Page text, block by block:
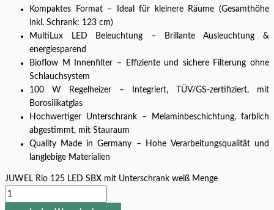
Kompaktes Format – Ideal für kleinere Räume (Gesamthöhe
inkl. Schrank: 123 cm)
MultiLux LED Beleuchtung – Brillante Ausleuchtung &
energiesparend
Bioflow M Innenfilter – Effiziente und sichere Filterung ohne
Schlauchsystem
100 W Regelheizer – Integriert, TÜV/GS-zertifiziert, mit
Borosilikatglas
Hochwertiger Unterschrank – Melaminbeschichtung, farblich
abgestimmt, mit Stauraum
Quality Made in Germany – Hohe Verarbeitungsqualität und
langlebige Materialien
JUWEL Rio 125 LED SBX mit Unterschrank weiß Menge